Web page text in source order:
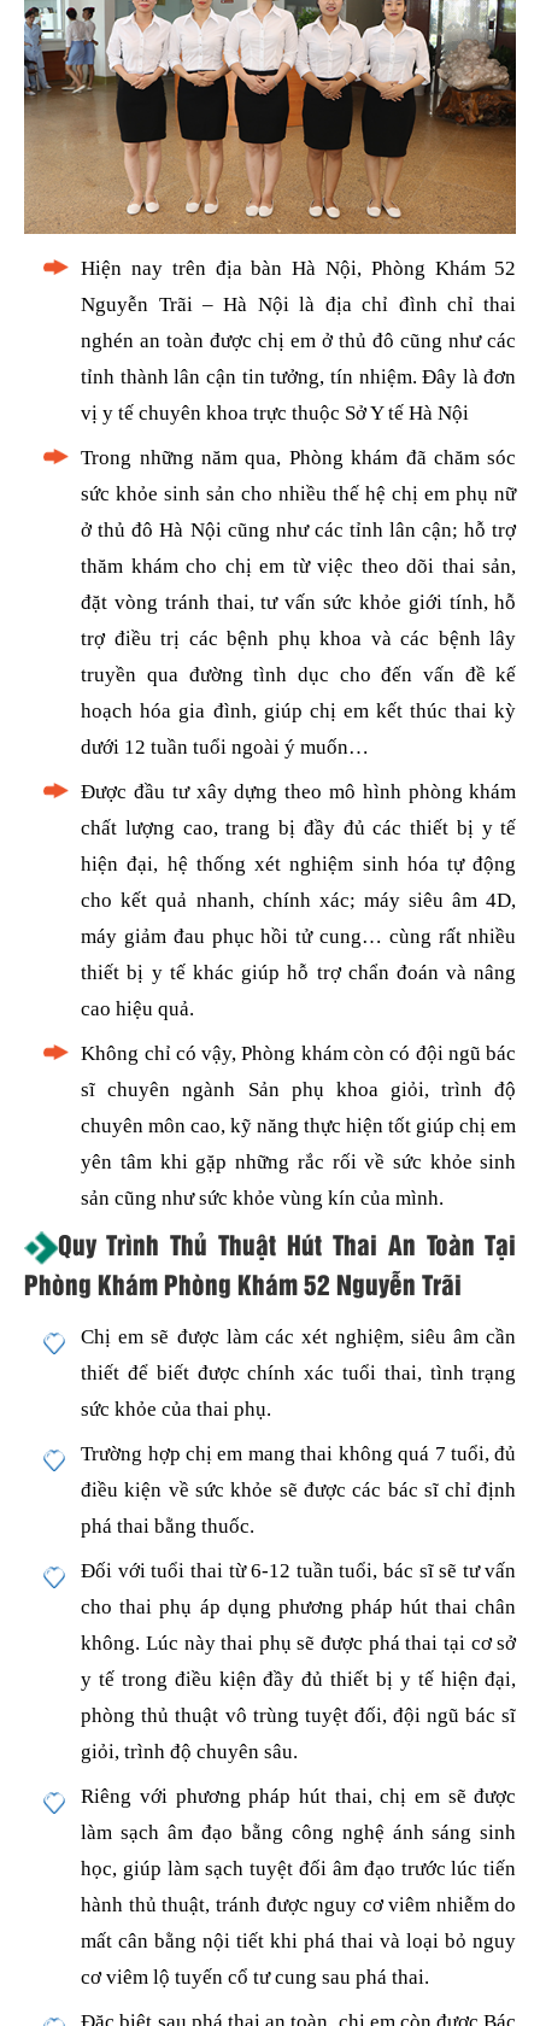
Hiện nay trên địa bàn Hà Nội, Phòng Khám 52
Nguyễn Trãi – Hà Nội là địa chỉ đình chỉ thai
nghén an toàn được chị em ở thủ đô cũng như các
tỉnh thành lân cận tin tưởng, tín nhiệm. Đây là đơn
vị y tế chuyên khoa trực thuộc Sở Y tế Hà Nội
Trong những năm qua, Phòng khám đã chăm sóc
sức khỏe sinh sản cho nhiều thế hệ chị em phụ nữ
ở thủ đô Hà Nội cũng như các tỉnh lân cận; hỗ trợ
thăm khám cho chị em từ việc theo dõi thai sản,
đặt vòng tránh thai, tư vấn sức khỏe giới tính, hỗ
trợ điều trị các bệnh phụ khoa và các bệnh lây
truyền qua đường tình dục cho đến vấn đề kế
hoạch hóa gia đình, giúp chị em kết thúc thai kỳ
dưới 12 tuần tuổi ngoài ý muốn…
Được đầu tư xây dựng theo mô hình phòng khám
chất lượng cao, trang bị đầy đủ các thiết bị y tế
hiện đại, hệ thống xét nghiệm sinh hóa tự động
cho kết quả nhanh, chính xác; máy siêu âm 4D,
máy giảm đau phục hồi tử cung… cùng rất nhiều
thiết bị y tế khác giúp hỗ trợ chẩn đoán và nâng
cao hiệu quả.
Không chỉ có vậy, Phòng khám còn có đội ngũ bác
sĩ chuyên ngành Sản phụ khoa giỏi, trình độ
chuyên môn cao, kỹ năng thực hiện tốt giúp chị em
yên tâm khi gặp những rắc rối về sức khỏe sinh
sản cũng như sức khỏe vùng kín của mình.
Quy Trình Thủ Thuật Hút Thai An Toàn Tại
Phòng Khám Phòng Khám 52 Nguyễn Trãi
Chị em sẽ được làm các xét nghiệm, siêu âm cần
thiết để biết được chính xác tuổi thai, tình trạng
sức khỏe của thai phụ.
Trường hợp chị em mang thai không quá 7 tuổi, đủ
điều kiện về sức khỏe sẽ được các bác sĩ chỉ định
phá thai bằng thuốc.
Đối với tuổi thai từ 6-12 tuần tuổi, bác sĩ sẽ tư vấn
cho thai phụ áp dụng phương pháp hút thai chân
không. Lúc này thai phụ sẽ được phá thai tại cơ sở
y tế trong điều kiện đầy đủ thiết bị y tế hiện đại,
phòng thủ thuật vô trùng tuyệt đối, đội ngũ bác sĩ
giỏi, trình độ chuyên sâu.
Riêng với phương pháp hút thai, chị em sẽ được
làm sạch âm đạo bằng công nghệ ánh sáng sinh
học, giúp làm sạch tuyệt đối âm đạo trước lúc tiến
hành thủ thuật, tránh được nguy cơ viêm nhiễm do
mất cân bằng nội tiết khi phá thai và loại bỏ nguy
cơ viêm lộ tuyến cổ tư cung sau phá thai.
Đặc biệt sau phá thai an toàn, chị em còn được Bác